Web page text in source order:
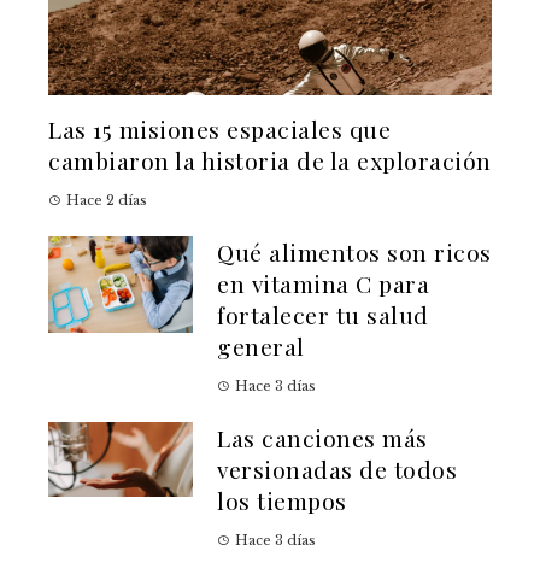
Las 15 misiones espaciales que
cambiaron la historia de la exploración
Hace 2 días
Qué alimentos son ricos
en vitamina C para
fortalecer tu salud
general
Hace 3 días
Las canciones más
versionadas de todos
los tiempos
Hace 3 días